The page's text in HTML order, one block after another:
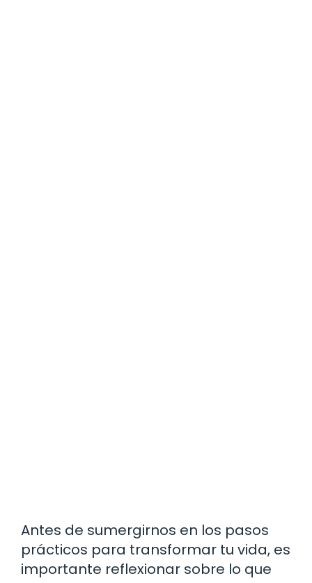
Antes de sumergirnos en los pasos
prácticos para transformar tu vida, es
importante reflexionar sobre lo que